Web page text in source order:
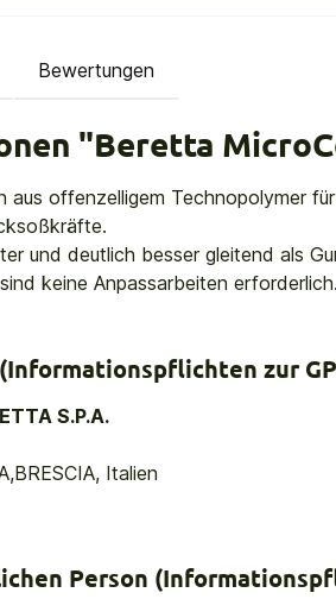
Bewertungen
"Beretta
aus offenzelligem Technopolymer
und deutlich besser gleitend als
keine Anpassarbeiten erforderlich.
zur
S.P.A.
Italien
Person